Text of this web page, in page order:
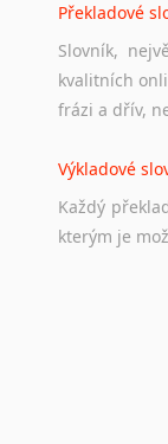
Práce v
Odkazy
hledat práci
Hledáte-li
stejná
Překladové
Slovník,
kvalitních
frázi a dřív,
Výkladové
Každý
kterým je